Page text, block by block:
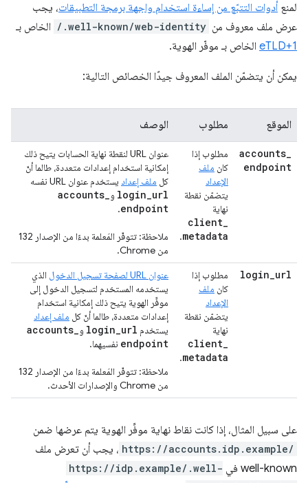
لمنع أدوات التتبّع من إساءة استخدام واجهة برمجة التطبيقات، يجب
عرض ملف معروف من /.well-known/web-identity الخاص بـ
eTLD+1 الخاص بـ موفّر الهوية.
يمكن أن يتضمّن الملف المعروف جيدًا الخصائص التالية:
الموقع مطلوب الوصف
accounts_
endpoint
مطلوب إذا
كان ملف
الإعداد
يتضمّن نقطة
نهاية
client_
metadata
.
عنوان URL لنقطة نهاية الحسابات يتيح ذلك
إمكانية استخدام إعدادات متعددة، طالما أنّ
كل ملف إعداد يستخدم عنوان URL نفسه
login_url و accounts_
endpoint
.
ملاحظة: تتوفّر المَعلمة بدءًا من الإصدار 132
من Chrome.
login_url
مطلوب إذا
كان ملف
الإعداد
يتضمّن نقطة
نهاية
client_
metadata
.
عنوان URL لصفحة تسجيل الدخول
الذي
يستخدمه المستخدم لتسجيل الدخول إلى
موفِّر الهوية يتيح ذلك إمكانية استخدام
إعدادات متعددة، طالما أنّ كل ملف إعداد
يستخدم
login_url و accounts_
endpoint نفسيهما.
ملاحظة: تتوفّر المَعلمة بدءًا من الإصدار 132
من Chrome والإصدارات الأحدث.
على سبيل المثال، إذا كانت نقاط نهاية موفِّر الهوية يتم عرضها ضمن
https://accounts.idp.example/ ، يجب أن تعرض ملف
well-known في
https://idp.example/.well-